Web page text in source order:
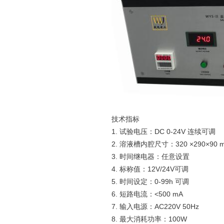
技术指标
1. 试验电压：DC 0-24V 连续可调
2. 溶液槽内腔尺寸：320 ×290×90
3. 时间继电器：任意设置
4. 标称值：12V/24V可调
5. 时间设定：0-99h 可调
6. 短路电流：<500 mA
7. 输入电源：AC220V 50Hz
8. 最大消耗功率：100W